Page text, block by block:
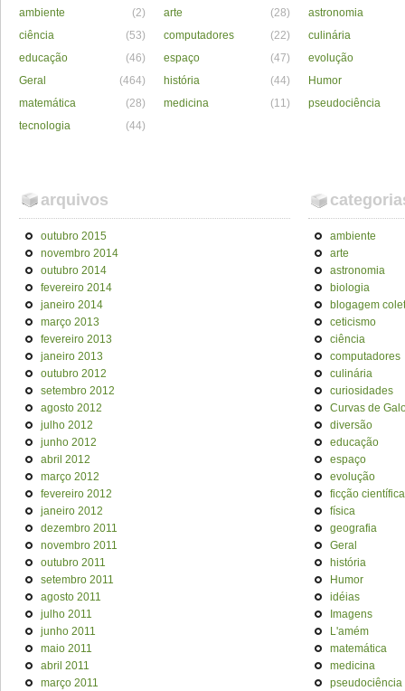
ambiente (2) arte (28)
astronomia
ciência
(53) computadores (22)
culinária
educação
(46) espaço (47)
evolução
Geral
(464) história (44)
Humor
matemática
(28) medicina (11)
pseudociência
tecnologia
(44)
arquivos
outubro 2015
novembro 2014
outubro 2014
fevereiro 2014
janeiro 2014
março 2013
fevereiro 2013
janeiro 2013
outubro 2012
setembro 2012
agosto 2012
julho 2012
junho 2012
abril 2012
março 2012
fevereiro 2012
janeiro 2012
dezembro 2011
novembro 2011
outubro 2011
setembro 2011
agosto 2011
julho 2011
junho 2011
maio 2011
abril 2011
março 2011
ambiente
arte
astronomia
biologia
blogagem
ceticismo
ciência
computadores
culinária
curiosidades
Curvas de
diversão
educação
espaço
evolução
ficção científica
física
geografia
Geral
história
Humor
idéias
Imagens
L'amém
matemática
medicina
pseudociência